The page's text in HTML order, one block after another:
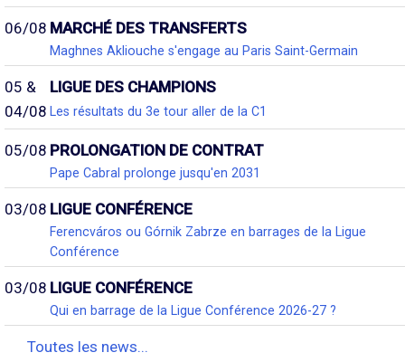
06/08 MARCHÉ DES TRANSFERTS
Maghnes Akliouche s'engage au Paris Saint-Germain
05 &
04/08
LIGUE DES CHAMPIONS
Les résultats du 3e tour aller de la C1
05/08 PROLONGATION DE CONTRAT
Pape Cabral prolonge jusqu'en 2031
03/08 LIGUE CONFÉRENCE
Ferencváros ou Górnik Zabrze en barrages de la Ligue
Conférence
03/08 LIGUE CONFÉRENCE
Qui en barrage de la Ligue Conférence 2026-27 ?
Toutes les news...